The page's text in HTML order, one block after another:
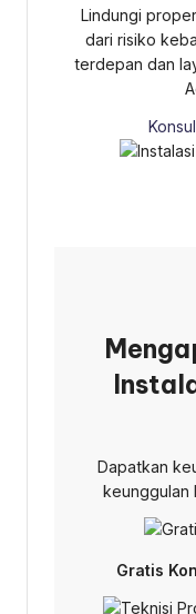
Lindungi
dari risiko
terdepan dan
Dapatkan
keunggulan
Gratis